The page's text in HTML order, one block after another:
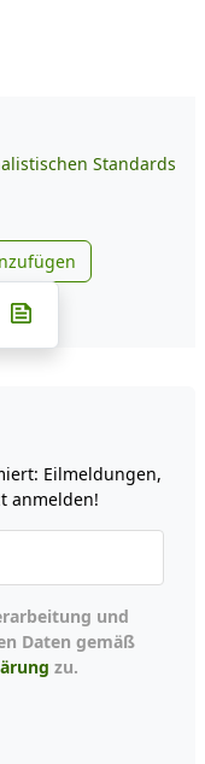
Standards
zu Google
Whatsapp
auf Telegram
teilen
auf X
Eilmeldungen,
anmelden!
Daten gemäß
zu.